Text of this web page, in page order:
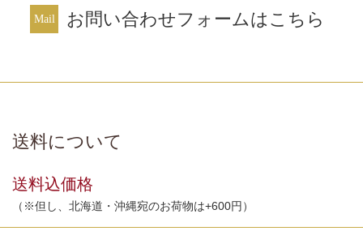
お問い合わせフォームはこちら
送料について
送料込価格
（※但し、北海道・沖縄宛のお荷物は+600円）